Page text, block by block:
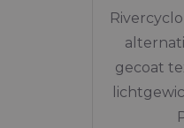
gecoat